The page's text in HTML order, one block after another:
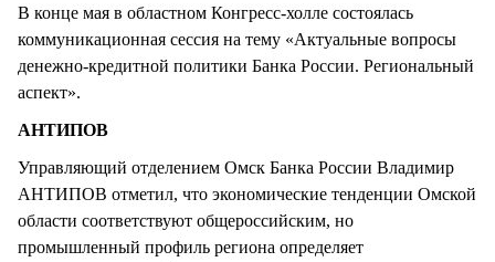
В конце мая в областном Конгресс-холле состоялась
коммуникационная сессия на тему «Актуальные вопросы
денежно-кредитной политики Банка России. Региональный
аспект».
АНТИПОВ
Управляющий отделением Омск Банка России Владимир
АНТИПОВ отметил, что экономические тенденции Омской
области соответствуют общероссийским, но
промышленный профиль региона определяет